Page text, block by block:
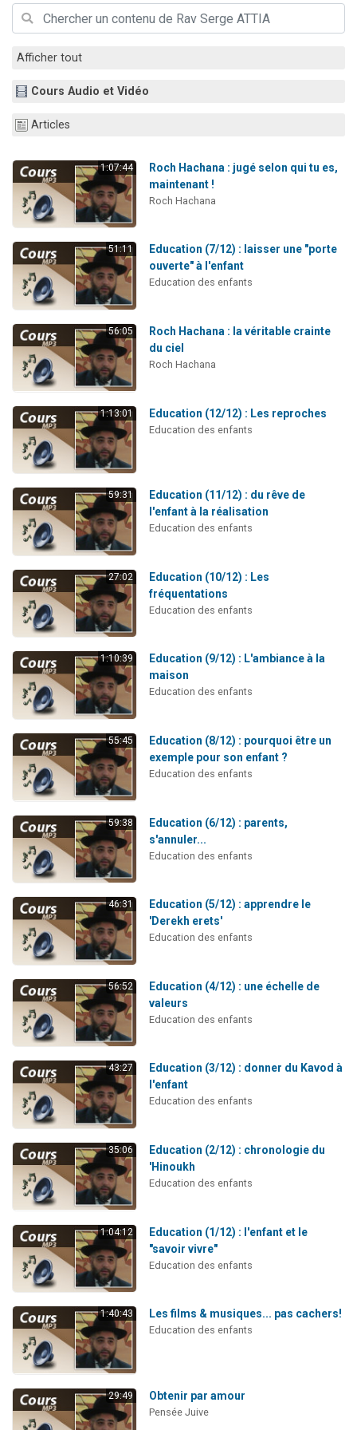
30 personnes viennent de faire un don pour Sauvez la jambe de Yohan
12 nouvelles musiques dans Torah-Box Music
Afficher tout
Cours Audio et Vidéo
Articles
1:07:44
Roch Hachana : jugé selon qui tu es,
maintenant !
Roch Hachana
51:11
Education (7/12) : laisser une "porte
ouverte" à l'enfant
Education des enfants
56:05
Roch Hachana : la véritable crainte
du ciel
Roch Hachana
1:13:01 Education (12/12) : Les reproches
Education des enfants
59:31
Education (11/12) : du rêve de
l'enfant à la réalisation
Education des enfants
27:02
Education (10/12) : Les
fréquentations
Education des enfants
1:10:39
Education (9/12) : L'ambiance à la
maison
Education des enfants
55:45
Education (8/12) : pourquoi être un
exemple pour son enfant ?
Education des enfants
59:38
Education (6/12) : parents,
s'annuler...
Education des enfants
46:31
Education (5/12) : apprendre le
'Derekh erets'
Education des enfants
56:52
Education (4/12) : une échelle de
valeurs
Education des enfants
43:27
Education (3/12) : donner du Kavod à
l'enfant
Education des enfants
35:06
Education (2/12) : chronologie du
'Hinoukh
Education des enfants
1:04:12
Education (1/12) : l'enfant et le
"savoir vivre"
Education des enfants
1:40:43 Les films & musiques... pas cachers!
Education des enfants
29:49 Obtenir par amour
Pensée Juive